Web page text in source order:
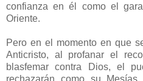
confianza en él como el
Oriente.
Pero en el momento en que
Anticristo, al profanar el
blasfemar contra Dios, el
rechazarán como su